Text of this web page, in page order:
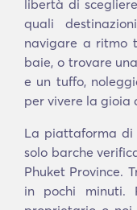
libertà di
quali
navigare a ritmo
baie, o trovare
e un tuffo,
per vivere la gioia
La piattaforma di
solo barche
Phuket Province.
in pochi minuti.